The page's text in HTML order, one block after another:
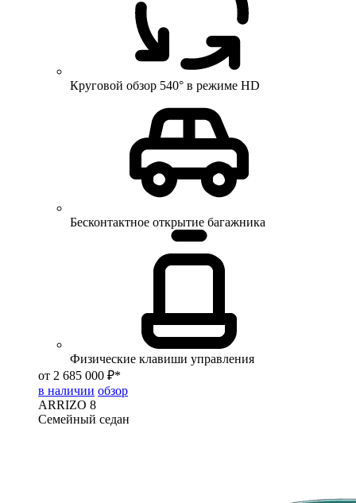
Круговой обзор 540° в режиме HD
Бесконтактное открытие багажника
Физические клавиши управления
от 2 685 000 ₽*
в наличии обзор
ARRIZO 8
Семейный седан